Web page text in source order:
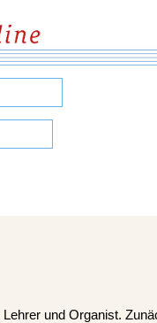
Lehrer und Organist.